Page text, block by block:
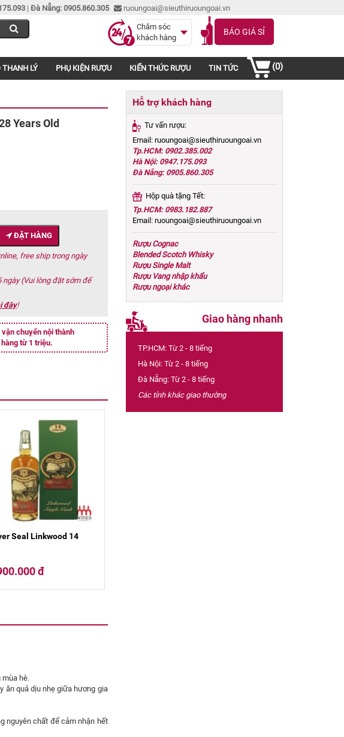
| Đà Nẵng: 0905.860.305 ruoungoai@sieuthiruoungoai.vn
BÁO GIÁ SỈ
Chăm sóc
khách hàng
(0)
THANH LÝ PHỤ KIỆN RƯỢU KIẾN THỨC RƯỢU
TIN TỨC
Years Old
ĐẶT HÀNG
free ship trong ngày
ngày (Vui lòng đặt sớm để
đây!
chuyển nội thành
từ 1 triệu.
Seal Linkwood 14
đ
mùa hè.
ăn quả dịu nhẹ giữa hương gia
nguyên chất để cảm nhận hết
Hỗ trợ khách hàng
Tư vấn rượu:
Email: ruoungoai@sieuthiruoungoai.vn
Tp.HCM: 0902.385.002
Hà Nội: 0947.175.093
Đà Nẵng: 0905.860.305
Hộp quà tặng Tết:
Tp.HCM: 0983.182.887
Email: ruoungoai@sieuthiruoungoai.vn
Rượu Cognac
Blended Scotch Whisky
Rượu Single Malt
Rượu Vang nhập khẩu
Rượu ngoại khác
Giao hàng nhanh
TP.HCM: Từ 2 - 8 tiếng
Hà Nội: Từ 2 - 8 tiếng
Đà Nẵng: Từ 2 - 8 tiếng
Các tỉnh khác giao thường